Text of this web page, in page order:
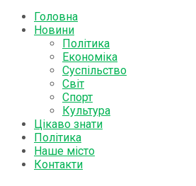
Головна
Новини
Політика
Економіка
Суспільство
Світ
Спорт
Культура
Цікаво знати
Політика
Наше місто
Контакти